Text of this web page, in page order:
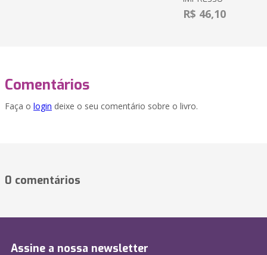
R$ 46,10
Comentários
Faça o login deixe o seu comentário sobre o livro.
0 comentários
Assine a nossa newsletter